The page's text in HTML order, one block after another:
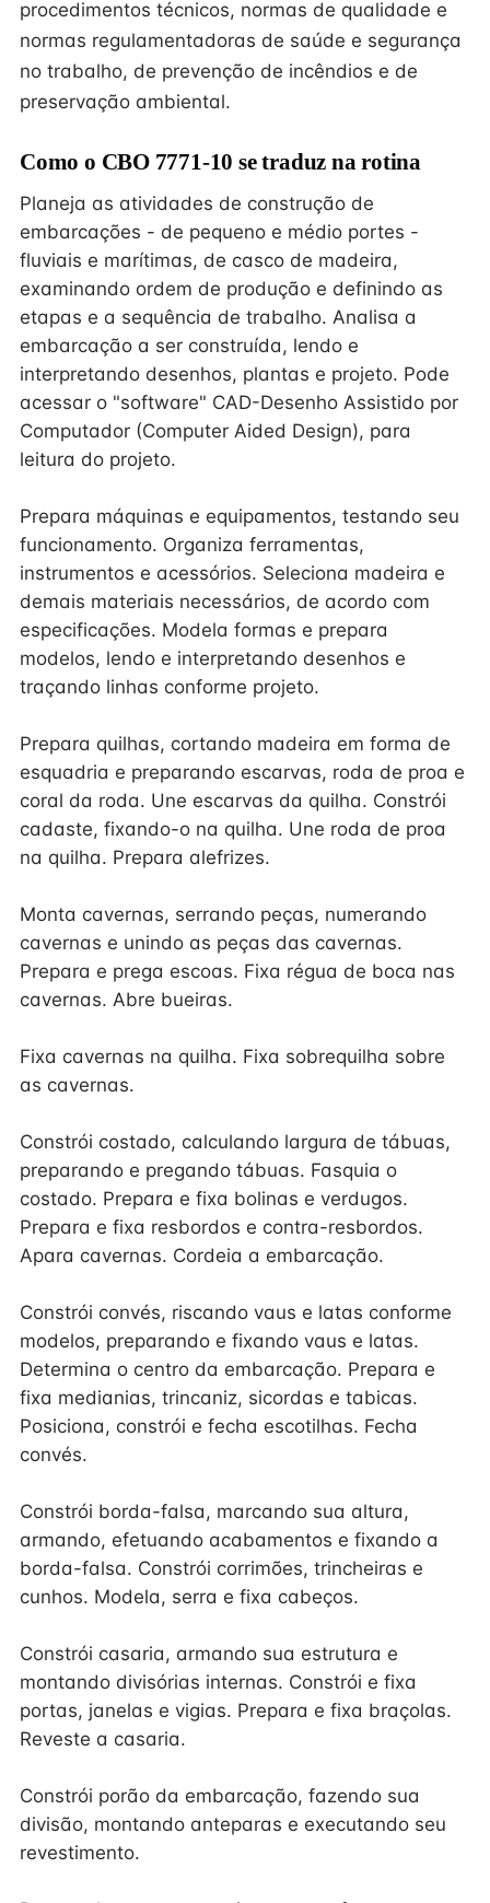
procedimentos técnicos, normas de qualidade e
normas regulamentadoras de saúde e segurança
no trabalho, de prevenção de incêndios e de
preservação ambiental.
Como o CBO 7771-10 se traduz na rotina
Planeja as atividades de construção de
embarcações - de pequeno e médio portes -
fluviais e marítimas, de casco de madeira,
examinando ordem de produção e definindo as
etapas e a sequência de trabalho. Analisa a
embarcação a ser construída, lendo e
interpretando desenhos, plantas e projeto. Pode
acessar o "software" CAD-Desenho Assistido por
Computador (Computer Aided Design), para
leitura do projeto.
Prepara máquinas e equipamentos, testando seu
funcionamento. Organiza ferramentas,
instrumentos e acessórios. Seleciona madeira e
demais materiais necessários, de acordo com
especificações. Modela formas e prepara
modelos, lendo e interpretando desenhos e
traçando linhas conforme projeto.
Prepara quilhas, cortando madeira em forma de
esquadria e preparando escarvas, roda de proa e
coral da roda. Une escarvas da quilha. Constrói
cadaste, fixando-o na quilha. Une roda de proa
na quilha. Prepara alefrizes.
Monta cavernas, serrando peças, numerando
cavernas e unindo as peças das cavernas.
Prepara e prega escoas. Fixa régua de boca nas
cavernas. Abre bueiras.
Fixa cavernas na quilha. Fixa sobrequilha sobre
as cavernas.
Constrói costado, calculando largura de tábuas,
preparando e pregando tábuas. Fasquia o
costado. Prepara e fixa bolinas e verdugos.
Prepara e fixa resbordos e contra-resbordos.
Apara cavernas. Cordeia a embarcação.
Constrói convés, riscando vaus e latas conforme
modelos, preparando e fixando vaus e latas.
Determina o centro da embarcação. Prepara e
fixa medianias, trincaniz, sicordas e tabicas.
Posiciona, constrói e fecha escotilhas. Fecha
convés.
Constrói borda-falsa, marcando sua altura,
armando, efetuando acabamentos e fixando a
borda-falsa. Constrói corrimões, trincheiras e
cunhos. Modela, serra e fixa cabeços.
Constrói casaria, armando sua estrutura e
montando divisórias internas. Constrói e fixa
portas, janelas e vigias. Prepara e fixa braçolas.
Reveste a casaria.
Constrói porão da embarcação, fazendo sua
divisão, montando anteparas e executando seu
revestimento.